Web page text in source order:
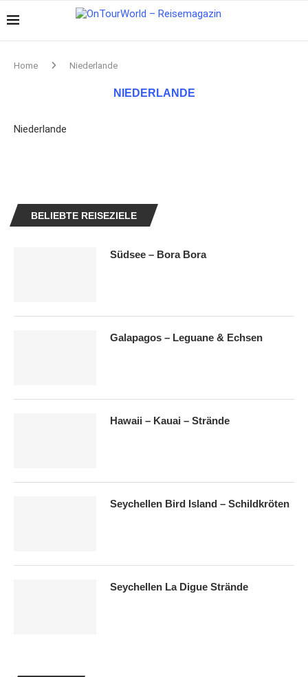
Home Niederlande
NIEDERLANDE
Niederlande
BELIEBTE REISEZIELE
Südsee – Bora Bora
Galapagos – Leguane & Echsen
Hawaii – Kauai – Strände
Seychellen Bird Island – Schildkröten
Seychellen La Digue Strände